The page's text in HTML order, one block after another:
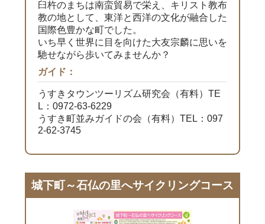
臼杵のまちは南蛮貿易で栄え、キリスト教布
教の地として、東洋と西洋の文化が融合した
国際色豊かな町でした。
いち早く世界に目を向けた大友宗麟に思いを
馳せながら歩いてみませんか？
ガイド：
うすきタウンツーリズム研究会（有料）TE
L：0972-63-6229
うすき町並みガイドの会（有料）TEL：097
2-62-3745
城下町～石仏の里へサイクリングコース